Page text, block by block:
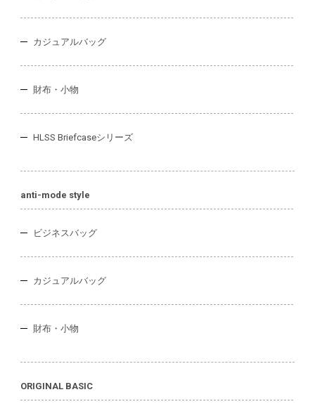
カジュアルバッグ
財布・小物
HLSS Briefcaseシリーズ
anti-mode style
ビジネスバッグ
カジュアルバッグ
財布・小物
ORIGINAL BASIC